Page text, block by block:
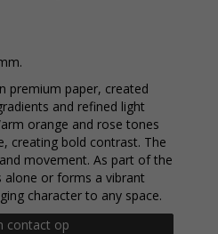
premium paper, created
and refined light
orange and rose tones
creating bold contrast. The
movement. As part of the
alone or forms a vibrant
character to any space.
contact op